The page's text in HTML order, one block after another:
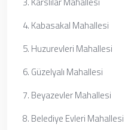
Kabasakal Mahallesi
Huzurevleri Mahallesi
Güzelyalı Mahallesi
Beyazevler Mahallesi
Belediye Evleri Mahallesi